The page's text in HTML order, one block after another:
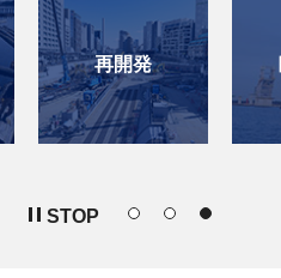
観光
STOP